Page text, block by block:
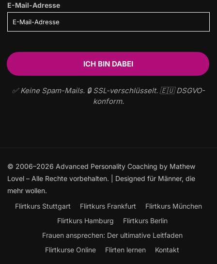
E-Mail-Adresse
✅ Keine Spam-Mails. 🔒 SSL-verschlüsselt. 🇪🇺 DSGVO-
konform.
© 2006–2026 Advanced Personality Coaching by Mathew
Lovel – Alle Rechte vorbehalten. | Designed für Männer, die
mehr wollen.
Flirtkurs Stuttgart
Flirtkurs Frankfurt
Flirtkurs München
Flirtkurs Hamburg
Flirtkurs Berlin
Frauen ansprechen: Der ultimative Leitfaden
Flirtkurse Online
Flirten lernen Kontakt